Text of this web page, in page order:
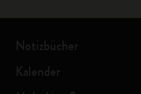
Notizbücher
Kalender